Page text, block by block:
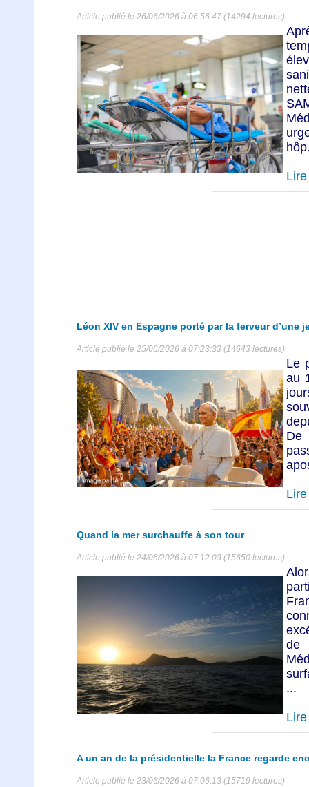
Article publié le 26/06/2026 à 06:56:47 (14294 lectures)
Léon XIV en Espagne porté par la ferveur d’une
Article publié le 25/06/2026 à 07:23:33 (14643 lectures)
Le
au
De
Quand la mer surchauffe à son tour
Article publié le 24/06/2026 à 07:12:03 (15650 lectures)
...
A un an de la présidentielle la France regarde
Article publié le 23/06/2026 à 07:06:13 (15719 lectures)